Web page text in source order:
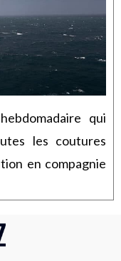
qui
les coutures
en compagnie